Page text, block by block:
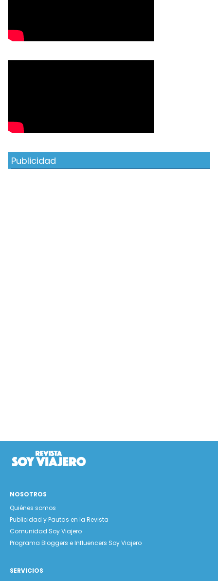
Publicidad
NOSOTROS
Quiénes somos
Publicidad y Pautas en la Revista
Comunidad Soy Viajero
Programa Bloggers e Influencers Soy Viajero
SERVICIOS